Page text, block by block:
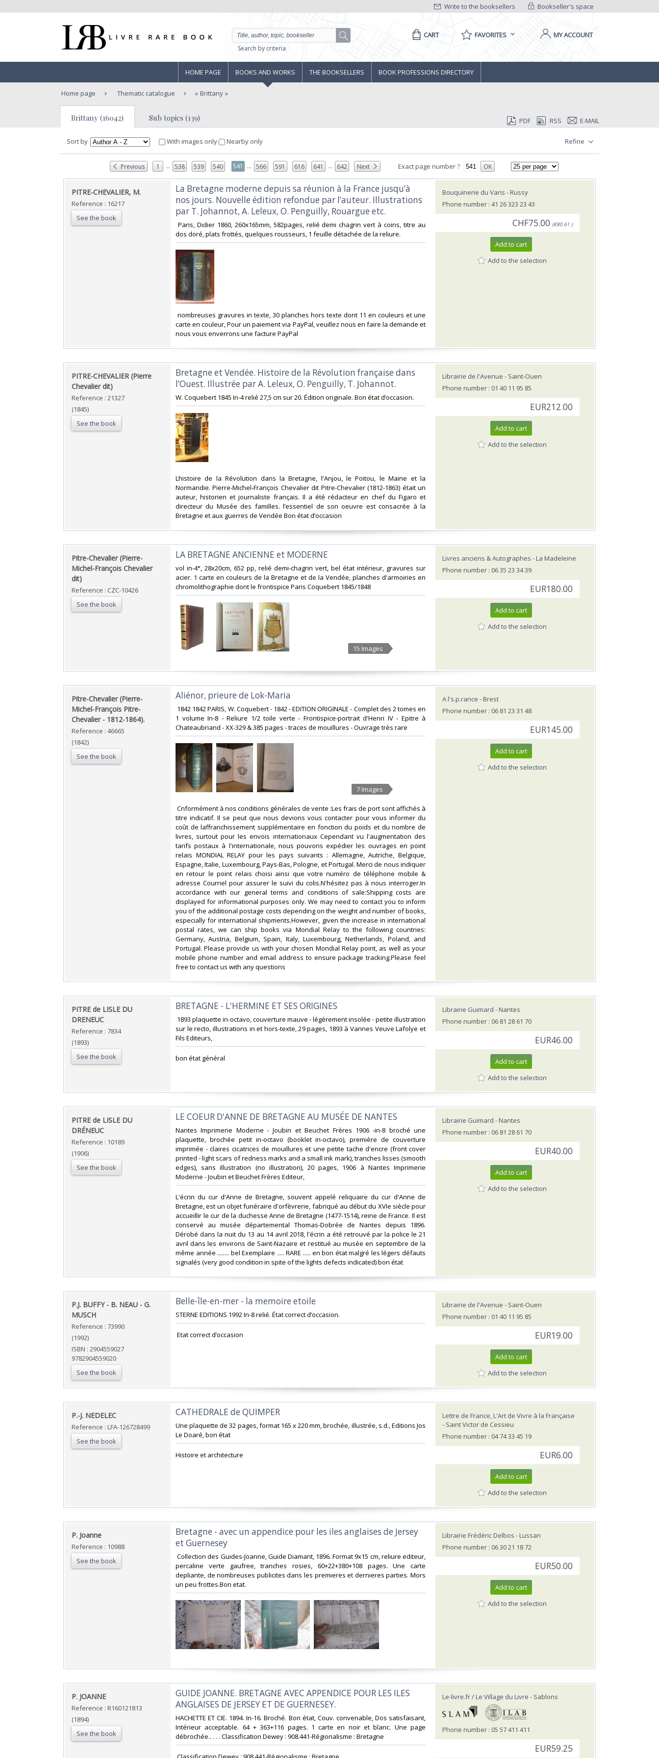
Bookseller's space
Write to the booksellers
Search by criteria
CART FAVORITES MY ACCOUNT
HOME PAGE BOOKS AND WORKS THE BOOKSELLERS BOOK PROFESSIONS DIRECTORY
Home page Thematic catalogue Brittany
Brittany (16042) Sub topics (139) PDF RSS E-MAIL
Sort by With images only Nearby only Refine
Previous 1 ... 538 539 540 541 ... 566 591 616 641 ... 642 Next Exact page number ? OK
‎PITRE-CHEVALIER, M.‎
Reference : 16217
See the book
‎La Bretagne moderne depuis sa réunion à la France jusqu’à
nos jours. Nouvelle édition refondue par l’auteur. Illustrations
par T. Johannot, A. Leleux, O. Penguilly, Rouargue etc.‎
‎ Paris, Didier 1860, 260x165mm, 582pages, relié demi chagrin vert à coins, titre au
dos doré, plats frottés, quelques rousseurs, 1 feuille détachée de la reliure. ‎
‎ nombreuses gravures in texte, 30 planches hors texte dont 11 en couleurs et une
carte en couleur, Pour un paiement via PayPal, veuillez nous en faire la demande et
nous vous enverrons une facture PayPal‎
Bouquinerie du Varis - Russy
Phone number : 41 26 323 23 43
CHF75.00 (€80.61 )
Add to cart
Add to the selection
‎PITRE-CHEVALIER (Pierre
Chevalier dit)‎
Reference : 21327
(1845)
See the book
‎Bretagne et Vendée. Histoire de la Révolution française dans
l’Ouest. Illustrée par A. Leleux, O. Penguilly, T. Johannot.‎
‎W. Coquebert 1845 In-4 relié 27,5 cm sur 20. Édition originale. Bon état d’occasion.‎
‎Lhistoire de la Révolution dans la Bretagne, l'Anjou, le Poitou, le Maine et la
Normandie. Pierre-Michel-François Chevalier dit Pitre-Chevalier (1812-1863) était un
auteur, historien et journaliste français. Il a été rédacteur en chef du Figaro et
directeur du Musée des familles. l’essentiel de son oeuvre est consacrée à la
Bretagne et aux guerres de Vendée Bon état d’occasion ‎
Librairie de l'Avenue - Saint-Ouen
Phone number : 01 40 11 95 85
EUR212.00
Add to cart
Add to the selection
‎Pitre-Chevalier (Pierre-
Michel-François Chevalier
dit) ‎
Reference : CZC-10426
See the book
‎LA BRETAGNE ANCIENNE et MODERNE‎
‎vol in-4°, 28x20cm, 652 pp, relié demi-chagrin vert, bel état intérieur, gravures sur
acier. 1 carte en couleurs de la Bretagne et de la Vendée, planches d'armoiries en
chromolithographie dont le frontispice Paris Coquebert 1845/1848‎
15 Images
Livres anciens & Autographes - La Madeleine
Phone number : 06 35 23 34 39
EUR180.00
Add to cart
Add to the selection
‎Pitre-Chevalier (Pierre-
Michel-François Pitre-
Chevalier - 1812-1864).‎
Reference : 46665
(1842)
See the book
‎Aliénor, prieure de Lok-Maria‎
‎ 1842 1842 PARIS, W. Coquebert - 1842 - EDITION ORIGINALE - Complet des 2 tomes en
1 volume In-8 - Reliure 1/2 toile verte - Frontispice-portrait d'Henri IV - Epitre à
Chateaubriand - XX-329 & 385 pages - traces de mouillures - Ouvrage très rare‎
7 Images
‎ Cnformément à nos conditions générales de vente :Les frais de port sont affichés à
titre indicatif. Il se peut que nous devions vous contacter pour vous informer du
coût de laffranchissement supplémentaire en fonction du poids et du nombre de
livres, surtout pour les envois internationaux Cependant vu l'augmentation des
tarifs postaux à l'internationale, nous pouvons expédier les ouvrages en point
relais MONDIAL RELAY pour les pays suivants : Allemagne, Autriche, Belgique,
Espagne, Italie, Luxembourg, Pays-Bas, Pologne, et Portugal. Merci de nous indiquer
en retour le point relais choisi ainsi que votre numéro de téléphone mobile &
adresse Courriel pour assurer le suivi du colis.N'hésitez pas à nous interroger.In
accordance with our general terms and conditions of sale:Shipping costs are
displayed for informational purposes only. We may need to contact you to inform
you of the additional postage costs depending on the weight and number of books,
especially for international shipments.However, given the increase in international
postal rates, we can ship books via Mondial Relay to the following countries:
Germany, Austria, Belgium, Spain, Italy, Luxembourg, Netherlands, Poland, and
Portugal. Please provide us with your chosen Mondial Relay point, as well as your
mobile phone number and email address to ensure package tracking.Please feel
free to contact us with any questions‎
A l's.p.rance - Brest
Phone number : 06 81 23 31 48
EUR145.00
Add to cart
Add to the selection
‎PITRE de LISLE DU
DRENEUC ‎
Reference : 7834
(1893)
See the book
‎BRETAGNE - L'HERMINE ET SES ORIGINES‎
‎ 1893 plaquette in-octavo, couverture mauve - légèrement insolée - petite illustration
sur le recto, illustrations in et hors-texte, 29 pages, 1893 à Vannes Veuve Lafolye et
Fils Editeurs, ‎
‎bon état général ‎
Librairie Guimard - Nantes
Phone number : 06 81 28 61 70
EUR46.00
Add to cart
Add to the selection
‎PITRE de LISLE DU
DRÉNEUC ‎
Reference : 10189
(1906)
See the book
‎LE COEUR D'ANNE DE BRETAGNE AU MUSÉE DE NANTES‎
‎Nantes Imprimerie Moderne - Joubin et Beuchet Frères 1906 -in-8 broché une
plaquette, brochée petit in-octavo (booklet in-octavo), première de couverture
imprimée - claires cicatrices de mouillures et une petite tache d'encre (front cover
printed - light scars of redness marks and a small ink mark), tranches lisses (smooth
edges), sans illustration (no illustration), 20 pages, 1906 à Nantes Imprimerie
Moderne - Joubin et Beuchet Frères Editeur,‎
‎L'écrin du cur d'Anne de Bretagne, souvent appelé reliquaire du cur d'Anne de
Bretagne, est un objet funéraire d'orfèvrerie, fabriqué au début du XVIe siècle pour
accueillir le cur de la duchesse Anne de Bretagne (1477-1514), reine de France. Il est
conservé au musée départemental Thomas-Dobrée de Nantes depuis 1896.
Dérobé dans la nuit du 13 au 14 avril 2018, l'écrin a été retrouvé par la police le 21
avril dans les environs de Saint-Nazaire et restitué au musée en septembre de la
même année ........ bel Exemplaire ..... RARE ..... en bon état malgré les légers défauts
signalés (very good condition in spite of the lights defects indicated) bon état ‎
Librairie Guimard - Nantes
Phone number : 06 81 28 61 70
EUR40.00
Add to cart
Add to the selection
‎P.J. BUFFY - B. NEAU - G.
MUSCH‎
Reference : 73990
(1992)
ISBN : 2904559027
9782904559020
See the book
‎Belle-île-en-mer - la memoire etoile‎
‎STERNE EDITIONS 1992 In-8 relié. État correct d’occasion.‎
‎ Etat correct d’occasion ‎
Librairie de l'Avenue - Saint-Ouen
Phone number : 01 40 11 95 85
EUR19.00
Add to cart
Add to the selection
‎P.-J. NEDELEC‎
Reference : LFA-126728499
See the book
‎CATHEDRALE de QUIMPER‎
‎Une plaquette de 32 pages, format 165 x 220 mm, brochée, illustrée, s.d., Editions Jos
Le Doaré, bon état‎
‎Histoire et architecture‎
Lettre de France, L'Art de Vivre à la Française
- Saint Victor de Cessieu
Phone number : 04 74 33 45 19
EUR6.00
Add to cart
Add to the selection
‎P. Joanne‎
Reference : 10988
See the book
‎Bretagne - avec un appendice pour les iles anglaises de Jersey
et Guernesey‎
‎ Collection des Guides-Joanne, Guide Diamant, 1896. Format 9x15 cm, reliure editeur,
percaline verte gaufree, tranches rosies, 60+22+380+108 pages. Une carte
depliante, de nombreuses publicites dans les premieres et dernieres parties. Mors
un peu frottes.Bon etat.‎
Librairie Frédéric Delbos - Lussan
Phone number : 06 30 21 18 72
EUR50.00
Add to cart
Add to the selection
‎P. JOANNE‎
Reference : R160121813
(1894)
See the book
‎GUIDE JOANNE. BRETAGNE AVEC APPENDICE POUR LES ILES
ANGLAISES DE JERSEY ET DE GUERNESEY.‎
‎HACHETTE ET CIE. 1894. In-16. Broché. Bon état, Couv. convenable, Dos satisfaisant,
Intérieur acceptable. 64 + 363+116 pages. 1 carte en noir et blanc. Une page
débrochée.. . . . Classification Dewey : 908.441-Régionalisme : Bretagne‎
Le-livre.fr / Le Village du Livre - Sablons
Phone number : 05 57 411 411
EUR59.25